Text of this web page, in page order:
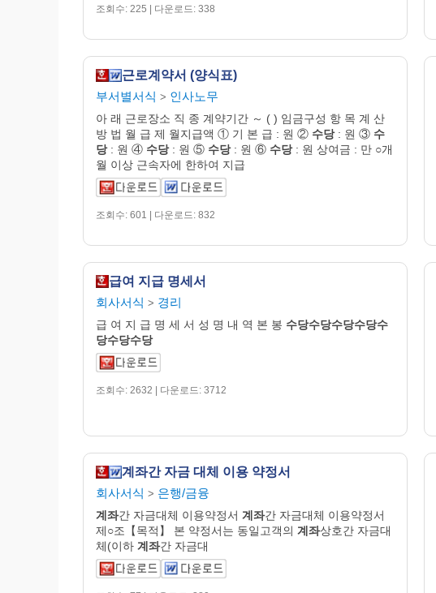
조회수: 225 | 다운로드: 338
근로계약서 (양식표)
부서별서식 > 인사노무
아 래 근로장소 직 종 계약기간 ～ ( ) 임금구성 항 목 계 산
방 법 월 급 제 월지급액 ① 기 본 급 : 원 ② 수당: 원 ③ 수
당: 원 ④ 수당: 원 ⑤ 수당: 원 ⑥ 수당: 원 상여금 : 만 ○개
월 이상 근속자에 한하여 지급
조회수: 601 | 다운로드: 832
급여 지급 명세서
회사서식 > 경리
급 여 지 급 명 세 서 성 명 내 역 본 봉 수당수당수당수당수
당수당수당
조회수: 2632 | 다운로드: 3712
계좌간 자금 대체 이용 약정서
회사서식 > 은행/금융
계좌간 자금대체 이용약정서 계좌간 자금대체 이용약정서
제○조【목적】 본 약정서는 동일고객의 계좌상호간 자금대
체(이하 계좌간 자금대